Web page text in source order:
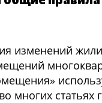
изменений
многих статьях